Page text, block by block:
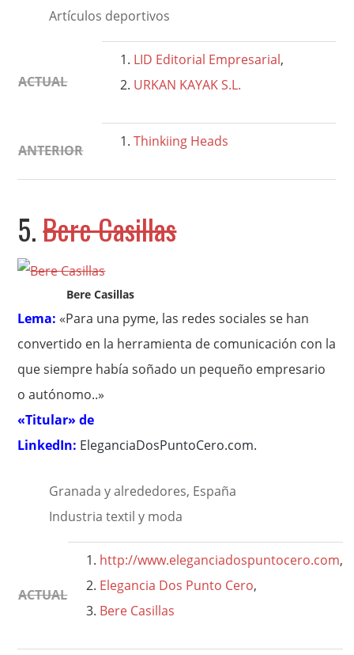
Artículos deportivos
ACTUAL
LID Editorial Empresarial,
URKAN KAYAK S.L.
ANTERIOR
Thinkiing Heads
5.Bere Casillas
Bere Casillas
Lema: «Para una pyme, las redes sociales se han
convertido en la herramienta de comunicación con la
que siempre había soñado un pequeño empresario
o autónomo..»
«Titular» de
LinkedIn: EleganciaDosPuntoCero.com.
Granada y alrededores, España
Industria textil y moda
ACTUAL
http://www.eleganciadospuntocero.com,
Elegancia Dos Punto Cero,
Bere Casillas